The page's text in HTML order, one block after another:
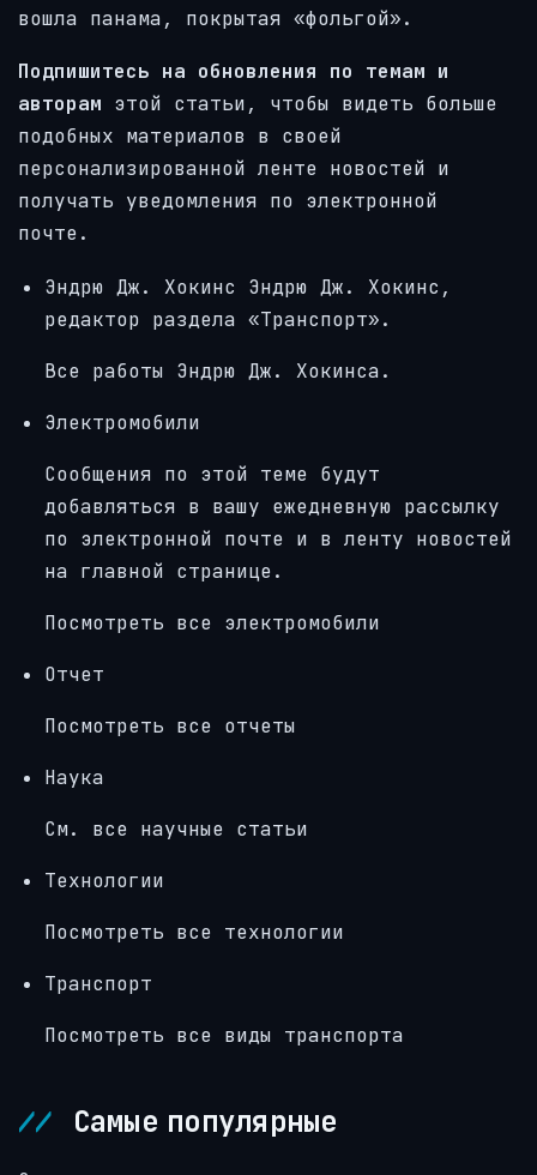
вошла панама, покрытая «фольгой».
Подпишитесь на обновления по темам и
авторам этой статьи, чтобы видеть больше
подобных материалов в своей
персонализированной ленте новостей и
получать уведомления по электронной
почте.
Эндрю Дж. Хокинс
Эндрю Дж. Хокинс,
редактор раздела «Транспорт».
Все работы Эндрю Дж. Хокинса.
Электромобили
Сообщения по этой теме будут
добавляться в вашу ежедневную рассылку
по электронной почте и в ленту новостей
на главной странице.
Посмотреть все электромобили
Отчет
Посмотреть все отчеты
Наука
См. все научные статьи
Технологии
Посмотреть все технологии
Транспорт
Посмотреть все виды транспорта
Самые популярные